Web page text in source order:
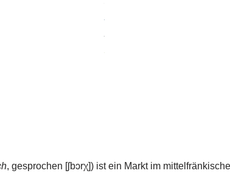
, gesprochen [ʃbɔrχ]) ist ein Markt im